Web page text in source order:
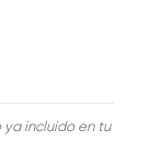
incluido en tu